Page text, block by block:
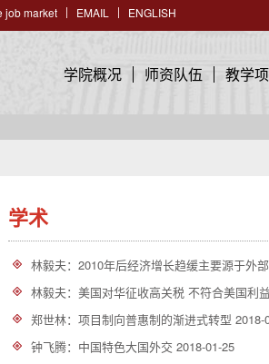
job market EMAIL ENGLISH
学院概况 师资队伍 教学
学术
林毅夫：2010年后经济增长趋缓主要源于外
林毅夫：美国对华征收高关税 不符合美国利益
郑世林：项目制向普惠制的渐进式转型 2018-
钟飞腾：中国特色大国外交 2018-01-25